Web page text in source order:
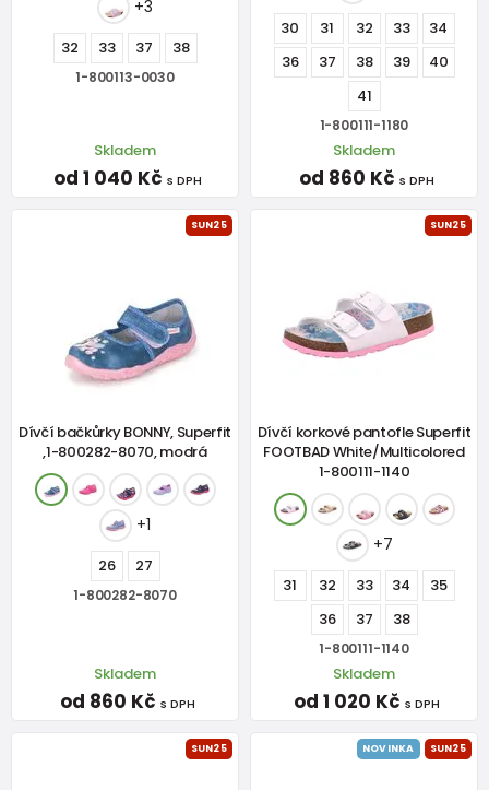
+3
32 33 37 38
1-800113-0030
Skladem
od 1 040 Kč s DPH
30 31 32 33
34
36
37 38 39
40
41
1-800111-1180
Skladem
od 860 Kč s DPH
SUN25
Dívčí bačkůrky BONNY, Superfit
,1-800282-8070, modrá
+1
26 27
1-800282-8070
Skladem
od 860 Kč s DPH
SUN25
Dívčí korkové pantofle Superfit
FOOTBAD White/Multicolored
1-800111-1140
+7
31 32 33 34
35
36
37 38
1-800111-1140
Skladem
od 1 020 Kč s DPH
SUN25 NOVINKA SUN25